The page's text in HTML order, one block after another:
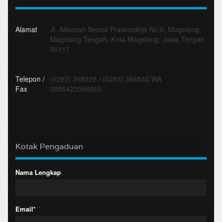
Alamat
Jl. Alibasah Sentot Prawirodirjo No.6, Magelang,
Magelang Tengah, Kota Magelang, Jawa Tengah
56117
Telepon /
Fax
(0293) 368529 / (0293) 368540 WA
0895423566665
Kotak Pengaduan
Nama Lengkap
Email*